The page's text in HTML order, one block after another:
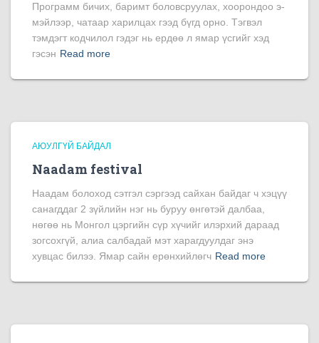
Программ бичих, баримт боловсруулах, хоорондоо э-
мэйлээр, чатаар харилцах гээд бүгд орно. Тэгвэл
тэмдэгт кодчилол гэдэг нь ердөө л ямар үсгийг хэд
гэсэн Read more
АЮУЛГҮЙ БАЙДАЛ
Naadam festival
Наадам болоход сэтгэл сэргээд сайхан байдаг ч хэцүү
санагддаг 2 зүйлийн нэг нь буруу өнгөтэй далбаа,
нөгөө нь Монгол цэргийн сүр хүчийг илэрхий дараад
зогсохгүй, алиа салбадай мэт харагдуулдаг энэ
хувцас билээ. Ямар сайн ерөнхийлөгч Read more